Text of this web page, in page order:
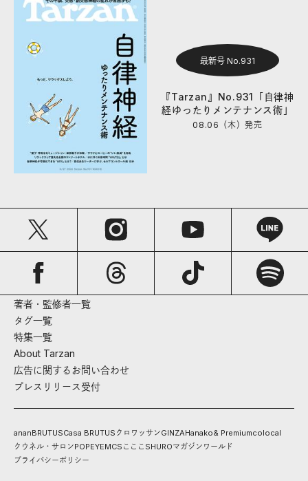
最新号 No.931
『Tarzan』No.931「自律神
経ゆったりメンテナンス術」
08.06（木）発売
著者・監修者一覧
タグ一覧
特集一覧
About Tarzan
広告に関するお問い合わせ
プレスリリース受付
ananBRUTUSCasa BRUTUS クロワッサンGINZAHanako& Premiumcolocal
クウネル・サロンPOPEYEMCS こここ SHUROマガジンワールド
プライバシーポリシー